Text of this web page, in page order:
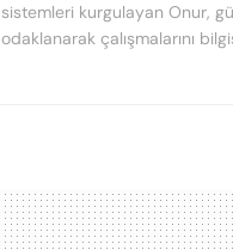
sistemleri kurgulayan Onur,
odaklanarak çalışmalarını